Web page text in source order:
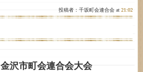
投稿者：千坂町会連合会 at21:02
沢市町会連合会大会